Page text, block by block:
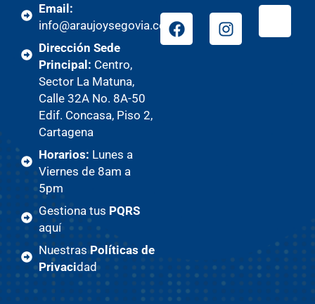
Email:
info@araujoysegovia.com
Dirección Sede
Principal: Centro,
Sector La Matuna,
Calle 32A No. 8A-50
Edif. Concasa, Piso 2,
Cartagena
Horarios: Lunes a
Viernes de 8am a
5pm
Gestiona tus PQRS
aquí
NuestrasPolíticas de
Privacidad